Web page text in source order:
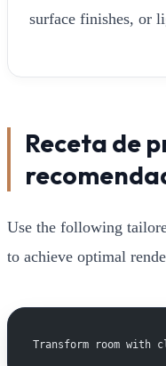
surface finishes, or
Receta de
Use the following
to achieve optimal
Transform room